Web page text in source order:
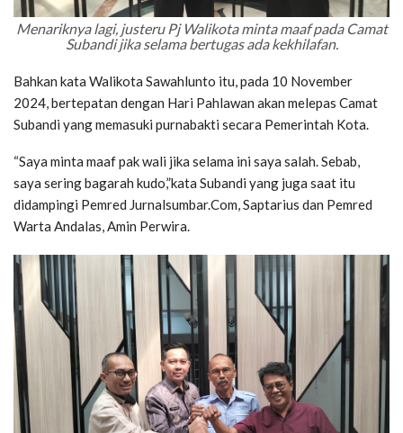
Menariknya lagi, justeru Pj Walikota minta maaf pada Camat
Subandi jika selama bertugas ada kekhilafan.
Bahkan kata Walikota Sawahlunto itu, pada 10 November
2024, bertepatan dengan Hari Pahlawan akan melepas Camat
Subandi yang memasuki purnabakti secara Pemerintah Kota.
“Saya minta maaf pak wali jika selama ini saya salah. Sebab,
saya sering bagarah kudo,”kata Subandi yang juga saat itu
didampingi Pemred Jurnalsumbar.Com, Saptarius dan Pemred
Warta Andalas, Amin Perwira.